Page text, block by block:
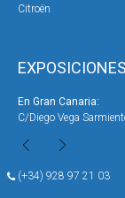
En Gran Canaria:
C/Diego Vega
(+34) 928 97 21 03
Citroën